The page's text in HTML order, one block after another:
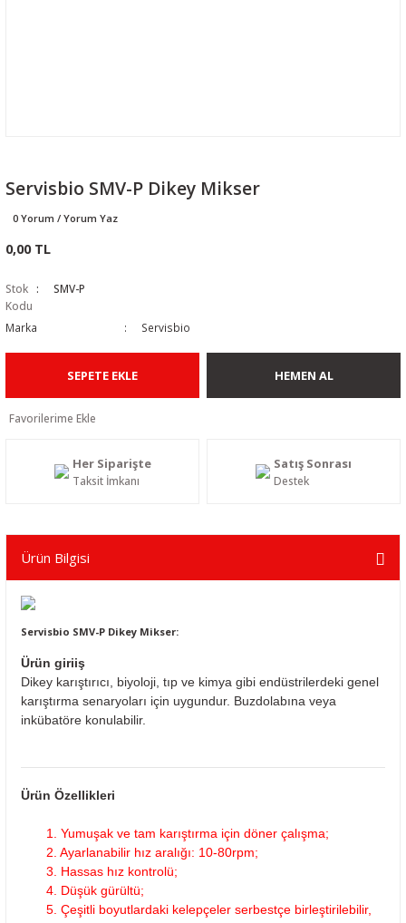
Servisbio SMV-P Dikey Mikser
0 Yorum / Yorum Yaz
0,00 TL
Stok
Kodu
SMV-P
Marka Servisbio
SEPETE EKLE HEMEN AL
Her Siparişte
Taksit İmkanı
Satış Sonrası
Destek
Ürün Bilgisi
Servisbio SMV-P Dikey Mikser:
Ürün giriiş
Dikey karıştırıcı, biyoloji, tıp ve kimya gibi endüstrilerdeki genel
karıştırma senaryoları için uygundur. Buzdolabına veya
inkübatöre konulabilir.
Ürün Özellikleri
1. Yumuşak ve tam karıştırma için döner çalışma;
2. Ayarlanabilir hız aralığı: 10-80rpm;
3. Hassas hız kontrolü;
4. Düşük gürültü;
5. Çeşitli boyutlardaki kelepçeler serbestçe birleştirilebilir,